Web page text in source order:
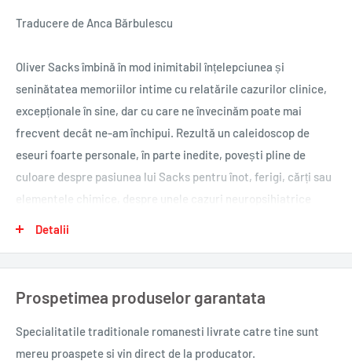
Traducere de Anca Bărbulescu
Oliver Sacks îmbină în mod inimitabil înțelepciunea și
seninătatea memoriilor intime cu relatările cazurilor clinice,
excepționale în sine, dar cu care ne învecinăm poate mai
frecvent decât ne-am închipui. Rezultă un caleidoscop de
eseuri foarte personale, în parte inedite, povești pline de
culoare despre pasiunea lui Sacks pentru înot, ferigi, cărți sau
elementele chimice, despre unele cazuri neuropsihiatrice
cu care ne-a obișnuit autorul, aceeași erudiție și întindere
enciclopedică, aceeași fascinație pentru natura umană și
misterul ei. Meditativă și luminoasă, aceasta e cartea de
Detalii
Prospetimea produselor garantata
Specialitatile traditionale romanesti livrate catre tine sunt
mereu proaspete si vin direct de la producator.